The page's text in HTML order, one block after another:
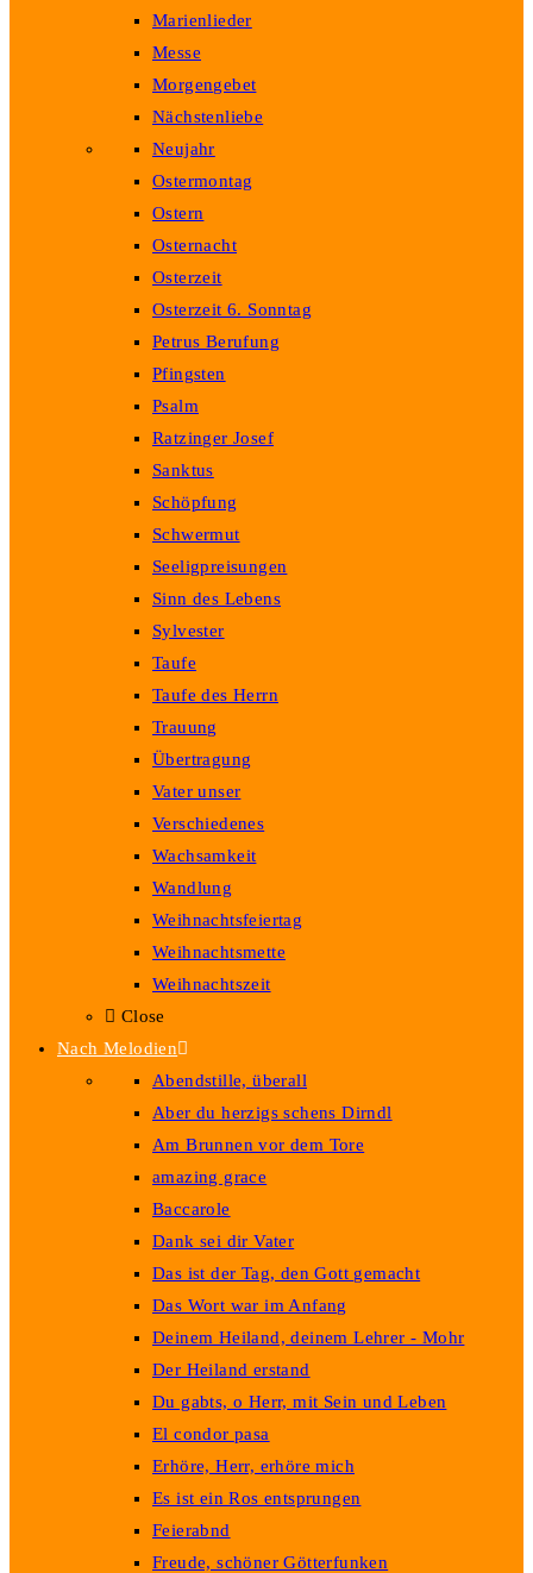
Marienlieder
Messe
Morgengebet
Nächstenliebe
Neujahr
Ostermontag
Ostern
Osternacht
Osterzeit
Osterzeit 6. Sonntag
Petrus Berufung
Pfingsten
Psalm
Ratzinger Josef
Sanktus
Schöpfung
Schwermut
Seeligpreisungen
Sinn des Lebens
Sylvester
Taufe
Taufe des Herrn
Trauung
Übertragung
Vater unser
Verschiedenes
Wachsamkeit
Wandlung
Weihnachtsfeiertag
Weihnachtsmette
Weihnachtszeit
Close
Nach Melodien
Abendstille, überall
Aber du herzigs schens Dirndl
Am Brunnen vor dem Tore
amazing grace
Baccarole
Dank sei dir Vater
Das ist der Tag, den Gott gemacht
Das Wort war im Anfang
Deinem Heiland, deinem Lehrer - Mohr
Der Heiland erstand
Du gabts, o Herr, mit Sein und Leben
El condor pasa
Erhöre, Herr, erhöre mich
Es ist ein Ros entsprungen
Feierabnd
Freude, schöner Götterfunken